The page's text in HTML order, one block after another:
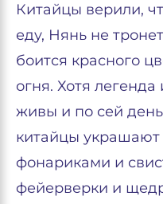
Китайцы верили,
еду, Нянь не
боится красного
огня. Хотя
живы и по сей
китайцы
фонариками и
фейерверки и